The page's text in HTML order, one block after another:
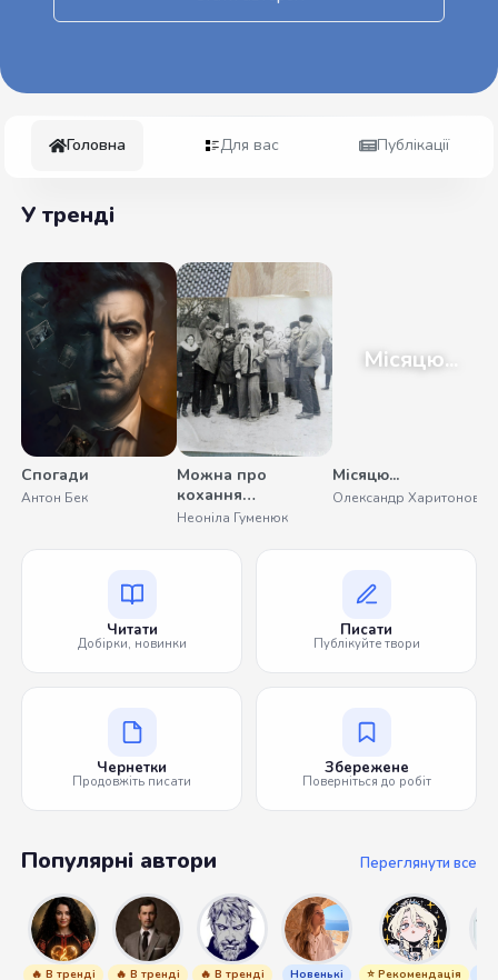
Головна Для вас Публікації
У тренді
Спогади
Антон Бек
Можна про
кохання
помовчати
Неоніла Гуменюк
Місяцю...
Місяцю...
Олександр Харитонов
Читати
Добірки, новинки
Писати
Публікуйте твори
Чернетки
Продовжіть писати
Збережене
Поверніться до робіт
Популярні автори Переглянути все
🔥 В тренді 🔥 В тренді 🔥 В тренді Новенькі ⭐ Рекомендація